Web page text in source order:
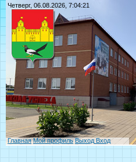
Четверг, 06.08.2026, 7:04:21
Главная Мой профиль Выход Вход